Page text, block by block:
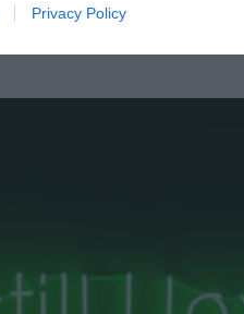
Privacy Policy
Ομαδική έκθεση